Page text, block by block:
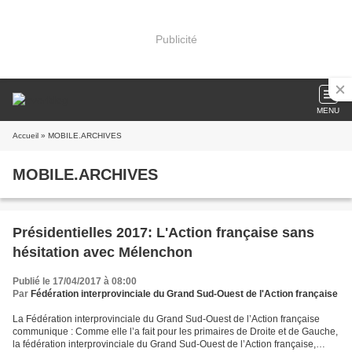
Publicité
MENU
Accueil » MOBILE.ARCHIVES
MOBILE.ARCHIVES
Présidentielles 2017: L'Action française sans
hésitation avec Mélenchon
Publié le 17/04/2017 à 08:00
Par Fédération interprovinciale du Grand Sud-Ouest de l'Action française
La Fédération interprovinciale du Grand Sud-Ouest de l’Action française
communique : Comme elle l’a fait pour les primaires de Droite et de Gauche,
la fédération interprovinciale du Grand Sud-Ouest de l’Action française,